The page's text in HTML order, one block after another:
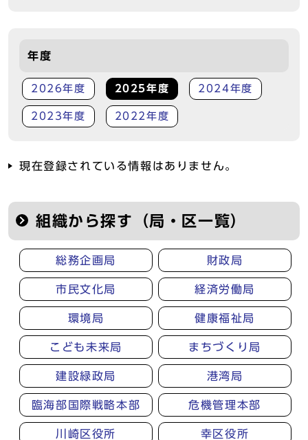
年度
2026年度 2025年度 2024年度
2023年度 2022年度
現在登録されている情報はありません。
組織から探す（局・区一覧）
総務企画局 財政局
市民文化局 経済労働局
環境局 健康福祉局
こども未来局 まちづくり局
建設緑政局 港湾局
臨海部国際戦略本部 危機管理本部
川崎区役所 幸区役所